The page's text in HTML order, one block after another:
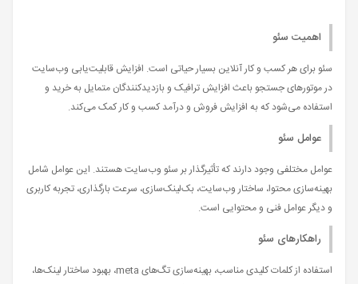
اهمیت سئو
سئو برای هر کسب و کار آنلاین بسیار حیاتی است. افزایش قابلیت‌یابی وب‌سایت
در موتورهای جستجو باعث افزایش ترافیک و بازدیدکنندگان متمایل به خرید و
استفاده می‌شود که به افزایش فروش و درآمد کسب و کار کمک می‌کند.
عوامل سئو
عوامل مختلفی وجود دارند که تأثیرگذار بر سئو وب‌سایت هستند. این عوامل شامل
بهینه‌سازی محتوا، ساختار وب‌سایت، بک‌لینک‌سازی، سرعت بارگذاری، تجربه کاربری
و دیگر عوامل فنی و محتوایی است.
راهکارهای سئو
استفاده از کلمات کلیدی مناسب، بهینه‌سازی تگ‌های meta، بهبود ساختار لینک‌ها،